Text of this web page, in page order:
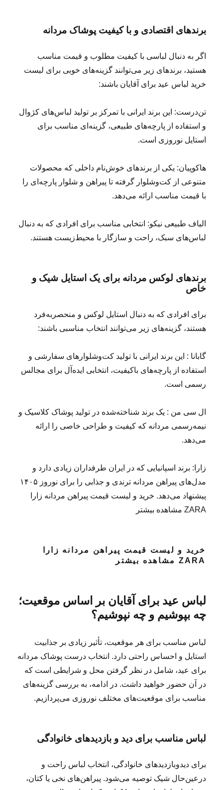
برندهای اقتصادی و با کیفیت پوشاک مردانه
اگر به دنبال لباسی با کیفیت مطلوب و قیمت مناسب
هستید، برندهای زیر می‌توانند گزینه‌های خوبی برای لیست
خرید لباس عید برای آقایان باشند:
تن‌درست: این برند ایرانی با تمرکز بر تولید لباس‌های کژوال
و استفاده از پارچه‌های طبیعی، گزینه‌ای مناسب برای
استایل نوروزی است.
هاکوپیان: یکی از برندهای خوش‌نام داخلی که محصولات
متنوعی از کت‌وشلوار گرفته تا پیراهن و شلوار پارچه‌ای را
با قیمت مناسب ارائه می‌دهد.
الیاف طبیعی نیکو: انتخابی مناسب برای افرادی که به دنبال
لباس‌های سبک، راحت و سازگار با محیط‌زیست هستند.
برندهای لوکس مردانه برای یک استایل شیک و
خاص
برای افرادی که به دنبال استایل لوکس و منحصربه‌فرد
هستند، گزینه‌های زیر می‌توانند انتخاب مناسبی باشند:
گابانا : این برند ایرانی با تولید کت‌وشلوارهای سفارشی و
استفاده از پارچه‌های باکیفیت، انتخابی ایده‌آل برای مجالس
رسمی است.
ال سی من : یک برند شناخته‌شده در تولید پوشاک کلاسیک و
نیمه‌رسمی مردانه که کیفیت و طراحی خاصی را ارائه
می‌دهد.
زارا: برند اسپانیایی که در ایران طرفداران زیادی دارد و
مدل‌های پیراهن مردانه ترندی و جذابی را برای نوروز ۱۴۰۵
پیشنهاد می‌دهد. خرید و لیست قیمت پیراهن مردانه زارا
ZARA مشاهده بیشتر
خرید و لیست قیمت پیراهن مردانه زارا
ZARA مشاهده بیشتر
لباس عید برای آقایان بر اساس موقعیت؛
چه بپوشیم و چه نپوشیم؟
لباس مناسب برای هر موقعیت، تأثیر زیادی بر جذابیت
استایل و احساس راحتی دارد. انتخاب درست پوشاک مردانه
برای عید، شامل در نظر گرفتن محل و شرایطی است که
در آن حضور خواهید داشت. در ادامه، به بررسی گزینه‌های
مناسب برای موقعیت‌های مختلف نوروزی می‌پردازیم.
لباس مناسب برای دید و بازدیدهای خانوادگی
برای دیدوبازدیدهای خانوادگی، انتخاب لباس راحت و
درعین‌حال شیک توصیه می‌شود. پیراهن‌های نخی یا کتان،